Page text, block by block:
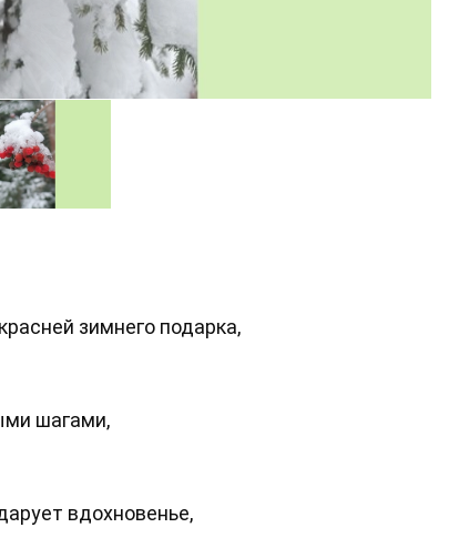
зимнего подарка,
шагами,
вдохновенье,